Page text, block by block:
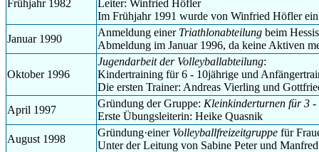
Frühjahr 1982
Leiter: Winfried Höfler
Im Frühjahr 1991 wurde von Winfried Höfler
Januar 1990
Anmeldung einer Triathlonabteilung beim
Abmeldung im Januar 1996, da keine Aktiven
Oktober 1996
Jugendarbeit der Volleyballabteilung:
Kindertraining für 6 - 10jährige und
Die ersten Trainer: Andreas Vierling und
April 1997
Gründung der Gruppe: Kleinkinderturnen für 3
Erste Übungsleiterin: Heike Quasnik
August 1998
Gründung·einer Volleyballfreizeitgruppe für
Unter der Leitung von Sabine Peter und